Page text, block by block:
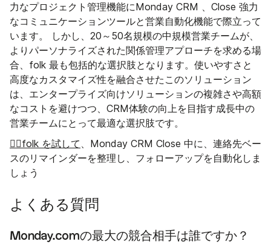
力なプロジェクト管理機能にMonday CRM 、Close 強力
なコミュニケーションツールと営業自動化機能で際立って
います。 しかし、20～50名規模の中規模営業チームが、
よりパーソナライズされた関係管理アプローチを求める場
合、folk 最も包括的な選択肢となります。使いやすさと
高度なカスタマイズ性を融合させたこのソリューション
は、エンタープライズ向けソリューションの複雑さや高額
なコストを避けつつ、CRM体験の向上を目指す成長中の
営業チームにとって最適な選択肢です。
👉🏼folk を試して
、Monday CRM Close 中に、連絡先ベー
スのリマインダーを整理し、フォローアップを自動化しま
しょう
よくある質問
Monday.comの最大の競合相手は誰ですか？